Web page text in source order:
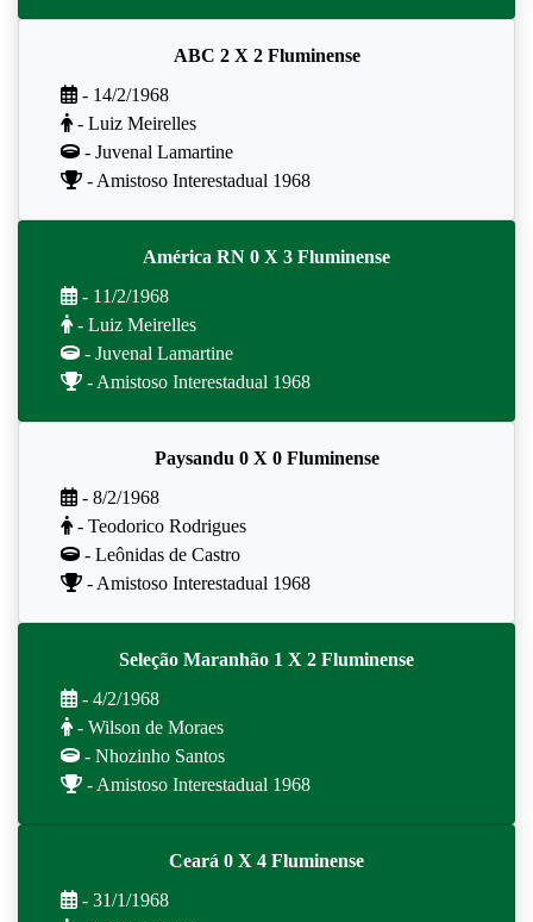
ABC 2 X 2 Fluminense
- 14/2/1968
- Luiz Meirelles
- Juvenal Lamartine
- Amistoso Interestadual 1968
América RN 0 X 3 Fluminense
- 11/2/1968
- Luiz Meirelles
- Juvenal Lamartine
- Amistoso Interestadual 1968
Paysandu 0 X 0 Fluminense
- 8/2/1968
- Teodorico Rodrigues
- Leônidas de Castro
- Amistoso Interestadual 1968
Seleção Maranhão 1 X 2 Fluminense
- 4/2/1968
- Wilson de Moraes
- Nhozinho Santos
- Amistoso Interestadual 1968
Ceará 0 X 4 Fluminense
- 31/1/1968